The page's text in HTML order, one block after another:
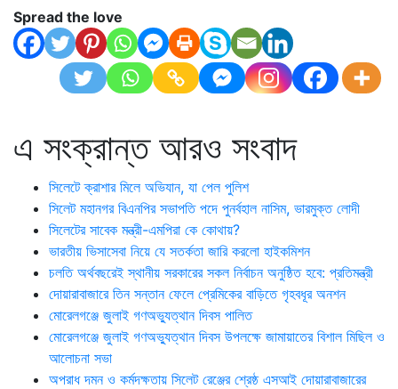
Spread the love
এ সংক্রান্ত আরও সংবাদ
সিলেটে ক্রাশার মিলে অভিযান, যা পেল পুলিশ
সিলেট মহানগর বিএনপির সভাপতি পদে পুনর্বহাল নাসিম, ভারমুক্ত লোদী
সিলেটের সাবেক মন্ত্রী-এমপিরা কে কোথায়?
ভারতীয় ভিসাসেবা নিয়ে যে সতর্কতা জারি করলো হাইকমিশন
চলতি অর্থবছরেই স্থানীয় সরকারের সকল নির্বাচন অনুষ্ঠিত হবে: প্রতিমন্ত্রী
দোয়ারাবাজারে তিন সন্তান ফেলে প্রেমিকের বাড়িতে গৃহবধূর অনশন
মোরেলগঞ্জে জুলাই গণঅভ্যুত্থান দিবস পালিত
মোরেলগঞ্জে জুলাই গণঅভ্যুত্থান দিবস উপলক্ষে জামায়াতের বিশাল মিছিল ও
আলোচনা সভা
অপরাধ দমন ও কর্মদক্ষতায় সিলেট রেঞ্জের শ্রেষ্ঠ এসআই দোয়ারাবাজারের